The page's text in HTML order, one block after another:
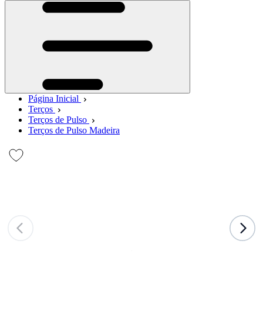
Página Inicial
Terços
Terços de Pulso
Terços de Pulso Madeira